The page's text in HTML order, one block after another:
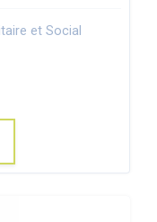
et Social